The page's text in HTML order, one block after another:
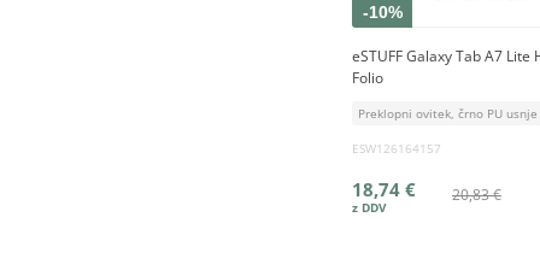
-10%
eSTUFF Galaxy Tab A7 Lite
Folio
Preklopni ovitek, črno PU usnje
ESW126164157
20,83 €
18,74 €